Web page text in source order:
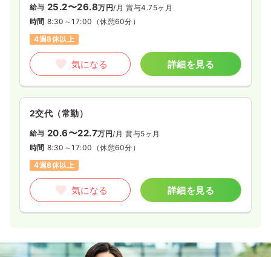
給与 25.2〜26.8万円/月 賞与4.75ヶ月
時間 8:30～17:00 （休憩60分）
4週8休以上
気になる 詳細を見る
2交代（常勤）
給与 20.6〜22.7万円/月 賞与5ヶ月
時間 8:30～17:00 （休憩60分）
4週8休以上
気になる 詳細を見る